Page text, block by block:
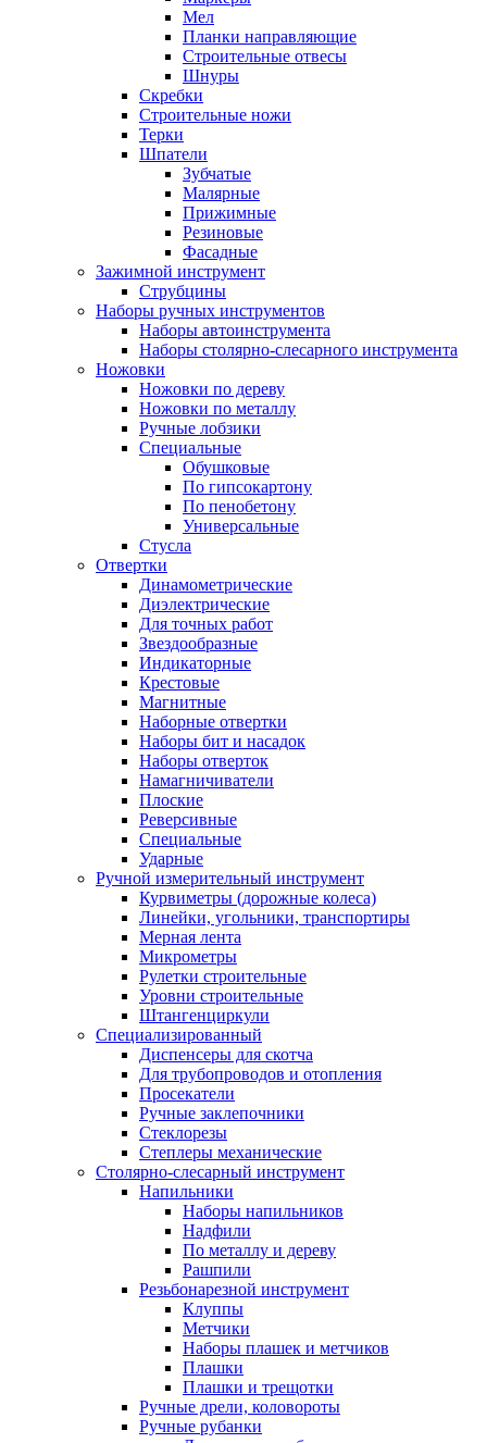
Мел
Планки направляющие
Строительные отвесы
Шнуры
Скребки
Строительные ножи
Терки
Шпатели
Зубчатые
Малярные
Прижимные
Резиновые
Фасадные
Зажимной инструмент
Струбцины
Наборы ручных инструментов
Наборы автоинструмента
Наборы столярно-слесарного инструмента
Ножовки
Ножовки по дереву
Ножовки по металлу
Ручные лобзики
Специальные
Обушковые
По гипсокартону
По пенобетону
Универсальные
Стусла
Отвертки
Динамометрические
Диэлектрические
Для точных работ
Звездообразные
Индикаторные
Крестовые
Магнитные
Наборные отвертки
Наборы бит и насадок
Наборы отверток
Намагничиватели
Плоские
Реверсивные
Специальные
Ударные
Ручной измерительный инструмент
Курвиметры (дорожные колеса)
Линейки, угольники, транспортиры
Мерная лента
Микрометры
Рулетки строительные
Уровни строительные
Штангенциркули
Специализированный
Диспенсеры для скотча
Для трубопроводов и отопления
Просекатели
Ручные заклепочники
Стеклорезы
Степлеры механические
Столярно-слесарный инструмент
Напильники
Наборы напильников
Надфили
По металлу и дереву
Рашпили
Резьбонарезной инструмент
Клуппы
Метчики
Наборы плашек и метчиков
Плашки
Плашки и трещотки
Ручные дрели, коловороты
Ручные рубанки